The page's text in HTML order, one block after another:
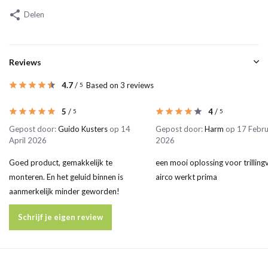
Delen
Reviews
4.7/ 5 Based on 3 reviews
5 / 5
Gepost door:Guido Kusters op 14
April 2026
Goed product, gemakkelijk te
monteren. En het geluid binnen is
aanmerkelijk minder geworden!
4/ 5
Gepost door:Harm op 17
2026
een mooi oplossing voor
airco werkt prima
Schrijf je eigen review